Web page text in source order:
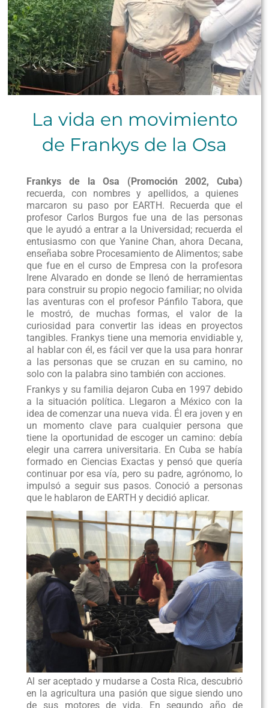
La vida en movimiento
de Frankys de la Osa
Frankys de la Osa (Promoción 2002,
Cuba)
recuerda, con nombres y apellidos, a quienes
marcaron su paso por EARTH. Recuerda que el
profesor Carlos Burgos fue una de las personas
que le ayudó a entrar a la Universidad; recuerda el
entusiasmo con que Yanine Chan, ahora Decana,
enseñaba sobre Procesamiento de Alimentos; sabe
que fue en el curso de Empresa con la profesora
Irene Alvarado en donde se llenó de herramientas
para construir su propio negocio familiar; no olvida
las aventuras con el profesor Pánfilo Tabora, que
le mostró, de muchas formas, el valor de la
curiosidad para convertir las ideas en proyectos
tangibles. Frankys tiene una memoria envidiable y,
al hablar con él, es fácil ver que la usa para honrar
a las personas que se cruzan en su camino, no
solo con la palabra sino también con acciones.
Frankys y su familia dejaron Cuba en 1997 debido
a la situación política. Llegaron a México con la
idea de comenzar una nueva vida. Él era joven y en
un momento clave para cualquier persona que
tiene la oportunidad de escoger un camino: debía
elegir una carrera universitaria. En Cuba se había
formado en Ciencias Exactas y pensó que quería
continuar por esa vía, pero su padre, agrónomo, lo
impulsó a seguir sus pasos. Conoció a personas
que le hablaron de EARTH y decidió aplicar.
Al ser aceptado y mudarse a Costa Rica, descubrió
en la agricultura una pasión que sigue siendo uno
de sus motores de vida. En segundo año de